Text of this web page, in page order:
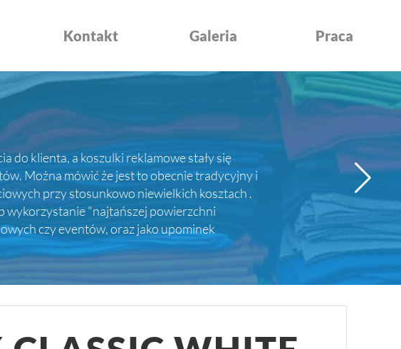
Kontakt Galeria Praca
do klienta, a koszulki reklamowe stały się
Można mówić że jest to obecnie tradycyjny i
przy stosunkowo niewielkich kosztach .
wykorzystanie "najtańszej powierzchni
czy eventów, oraz jako upominek